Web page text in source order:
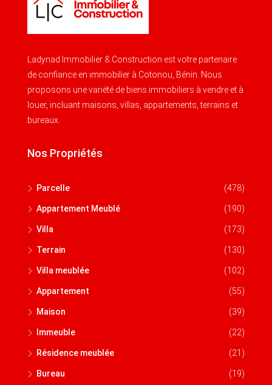
Ladynad Immobilier & Construction est votre partenaire
de confiance en immobilier à Cotonou, Bénin. Nous
proposons une variété de biens immobiliers à vendre et à
louer, incluant maisons, villas, appartements, terrains et
bureaux.
Nos Propriétés
Parcelle (478)
Appartement Meublé (190)
Villa (173)
Terrain (130)
Villa meublée (102)
Appartement (55)
Maison (39)
Immeuble (22)
Résidence meublée (21)
Bureau (19)